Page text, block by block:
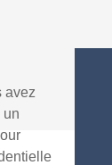
avez
un